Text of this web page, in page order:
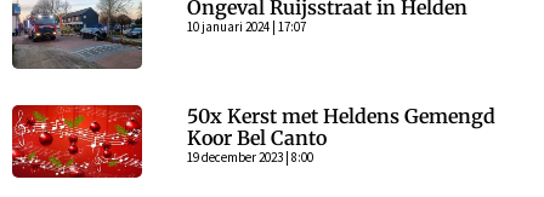
Ongeval Ruijsstraat in Helden
10 januari 2024 | 17:07
50x Kerst met Heldens Gemengd
Koor Bel Canto
19 december 2023 | 8:00